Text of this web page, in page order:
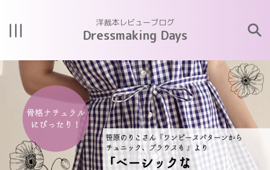
洋裁本レビューブログ
Dressmaking Days